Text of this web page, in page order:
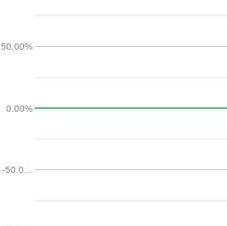
-50.0…
0.00%
50.00%